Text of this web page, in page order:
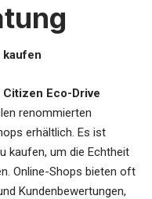
kaufen
Eco-Drive
renommierten
erhältlich. Es ist
kaufen, um die Echtheit
Online-Shops bieten oft
Kundenbewertungen,